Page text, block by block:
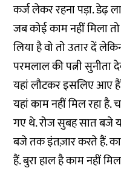
कर्ज लेकर रहना पड़ा. डेढ़
जब कोई काम नहीं मिला
लिया है वो तो उतार दें
परमलाल की पत्नी सुनीता
यहां लौटकर इसलिए आए
यहां काम नहीं मिल रहा है.
गए थे. रोज सुबह सात बजे
बजे तक इंतज़ार करते हैं.
हैं. बुरा हाल है काम नहीं मिल